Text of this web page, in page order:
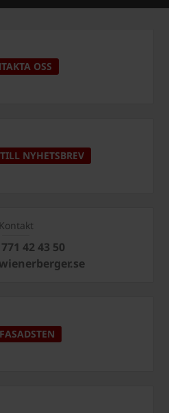
OSS
NYHETSBREV
Kontakt
42 43 50